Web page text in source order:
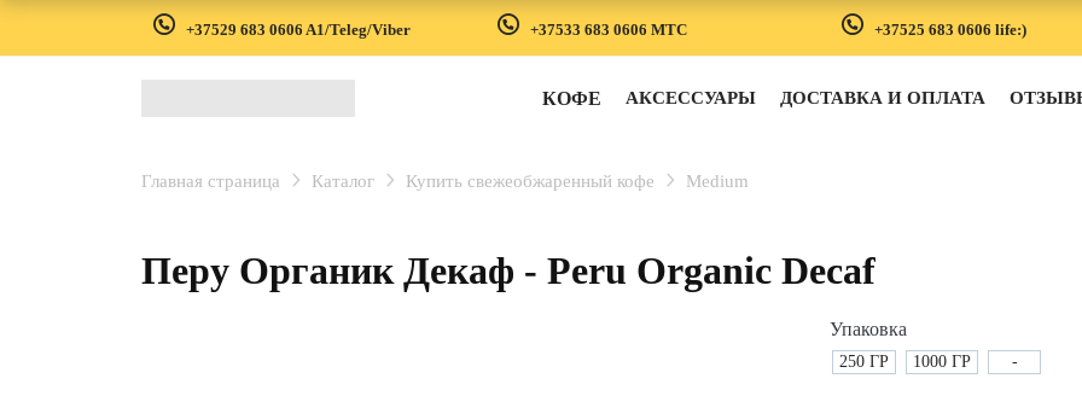
+37529 683 0606 A1/Teleg/Viber +37533 683 0606 MTC +37525 683 0606 life:)
КОФЕ АКСЕССУАРЫ ДОСТАВКА И ОПЛАТА
Главная страница Каталог Купить свежеобжаренный кофе Medium
Перу Органик Декаф - Peru Organic Decaf
Упаковка
250 ГР 1000 ГР -